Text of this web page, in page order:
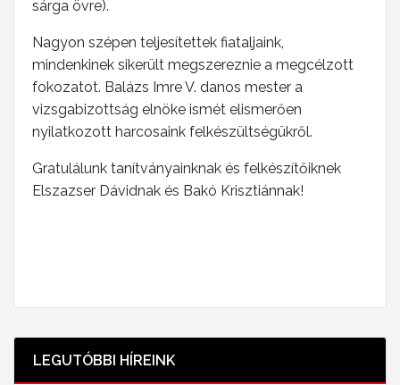
sárga övre).
Nagyon szépen teljesítettek fiataljaink,
mindenkinek sikerült megszereznie a megcélzott
fokozatot. Balázs Imre V. danos mester a
vizsgabizottság elnöke ismét elismerően
nyilatkozott harcosaink felkészültségükről.
Gratulálunk tanítványainknak és felkészítőiknek
Elszazser Dávidnak és Bakó Krisztiánnak!
LEGUTÓBBI HÍREINK